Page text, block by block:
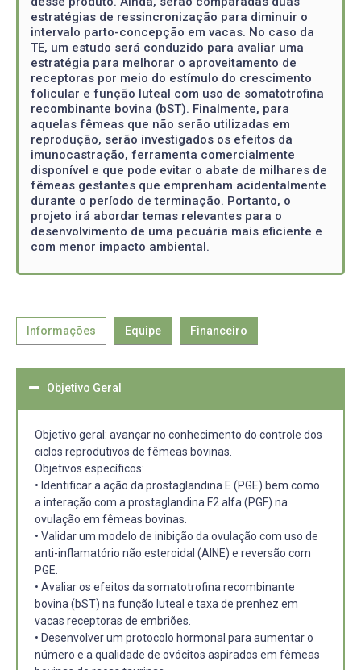
estratégias de ressincronização para diminuir o
intervalo parto-concepção em vacas. No caso da
TE, um estudo será conduzido para avaliar uma
estratégia para melhorar o aproveitamento de
receptoras por meio do estímulo do crescimento
folicular e função luteal com uso de somatotrofina
recombinante bovina (bST). Finalmente, para
aquelas fêmeas que não serão utilizadas em
reprodução, serão investigados os efeitos da
imunocastração, ferramenta comercialmente
disponível e que pode evitar o abate de milhares de
fêmeas gestantes que emprenham acidentalmente
durante o período de terminação. Portanto, o
projeto irá abordar temas relevantes para o
desenvolvimento de uma pecuária mais eficiente e
com menor impacto ambiental.
Informações Equipe Financeiro
Objetivo Geral
Objetivo geral: avançar no conhecimento do controle dos
ciclos reprodutivos de fêmeas bovinas.
Objetivos específicos:
• Identificar a ação da prostaglandina E (PGE) bem como
a interação com a prostaglandina F2 alfa (PGF) na
ovulação em fêmeas bovinas.
• Validar um modelo de inibição da ovulação com uso de
anti-inflamatório não esteroidal (AINE) e reversão com
PGE.
• Avaliar os efeitos da somatotrofina recombinante
bovina (bST) na função luteal e taxa de prenhez em
vacas receptoras de embriões.
• Desenvolver um protocolo hormonal para aumentar o
número e a qualidade de ovócitos aspirados em fêmeas